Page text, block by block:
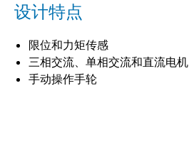
设计特点
限位和力矩传感
三相交流、单相交流和直流电机
手动操作手轮